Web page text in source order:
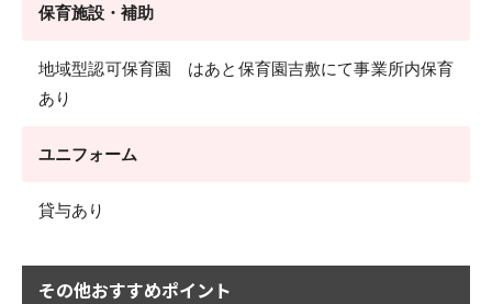
保育施設・補助
地域型認可保育園 はあと保育園吉敷にて事業所内保育
あり
ユニフォーム
貸与あり
その他おすすめポイント